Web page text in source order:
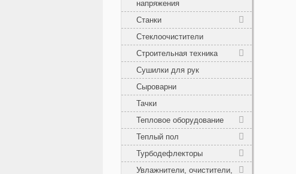
напряжения
Станки
Стеклоочистители
Строительная техника
Сушилки для рук
Сыроварни
Тачки
Тепловое оборудование
Теплый пол
Турбодефлекторы
Увлажнители, очистители,